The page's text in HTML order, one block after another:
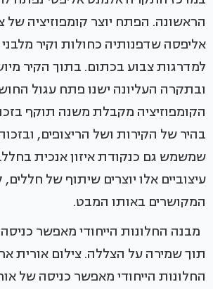
הראשונה. הפתח יוצר קומפוזיציה של
אליפסה שדפנותיה כחולות וקיר
למדרגות צבוע בכתום. בתוך הקיר
ובתקרה העליונה ישנו פתח עגול
הקומפוזיציה מקבלת משנה תוקף
בהיר של הקירות ושל הריצופים,
שמשמש גם כנקודת איזון אנכית
עיצוביים אלו יוצרים שיתוף של
המקושרים באותו המבט.
מבנה החלונות הייחודי מאפשר
תוך שמירה על הצללה. צילום אורית
החלונות הייחודי מאפשר כניסה של